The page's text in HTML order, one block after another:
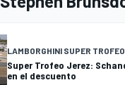
LAMBORGHINI SUPER TROFEO
Super Trofeo Jerez:
en el descuento